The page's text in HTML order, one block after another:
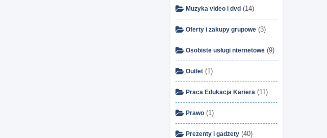
Muzyka video i dvd (14)
Oferty i zakupy grupowe (3)
Osobiste usługi nternetowe (9)
Outlet (1)
Praca Edukacja Kariera (11)
Prawo (1)
Prezenty i gadżety (40)